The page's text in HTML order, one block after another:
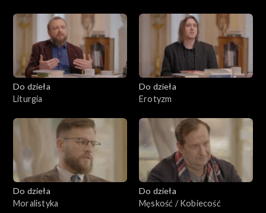
Do dzieła
Liturgia
Do dzieła
Erotyzm
Do dzieła
Moralistyka
Do dzieła
Męskość / Kobiecość